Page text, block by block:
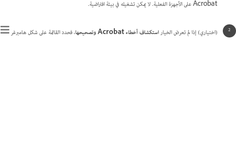
Acrobat على الأجهزة الفعلية. لا يمكن تشغيله في بيئة افتراضية.
(اختياري) إذا لم تعرض الخياراستكشاف أخطاء Acrobat وتصحيحها ، فحدد القائمة على شكل هامبرغر